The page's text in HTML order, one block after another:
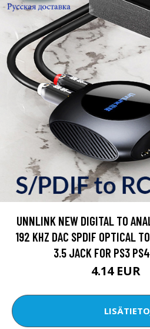
UNNLINK NEW DIGITAL TO
192 KHZ DAC SPDIF OPTICAL
3.5 JACK FOR PS3
4.14 EUR